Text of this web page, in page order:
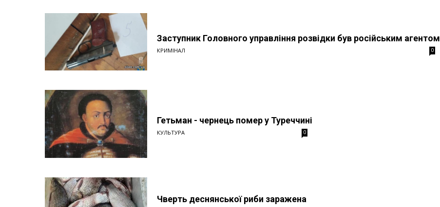
Заступник Головного управління розвідки був російським агентом
КРИМІНАЛ 0
Гетьман - чернець помер у Туреччині
КУЛЬТУРА 0
Чверть деснянської риби заражена